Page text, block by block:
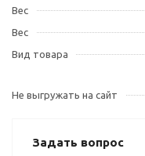
Вес
Вес
Вид товара
Не выгружать на сайт
Задать вопрос